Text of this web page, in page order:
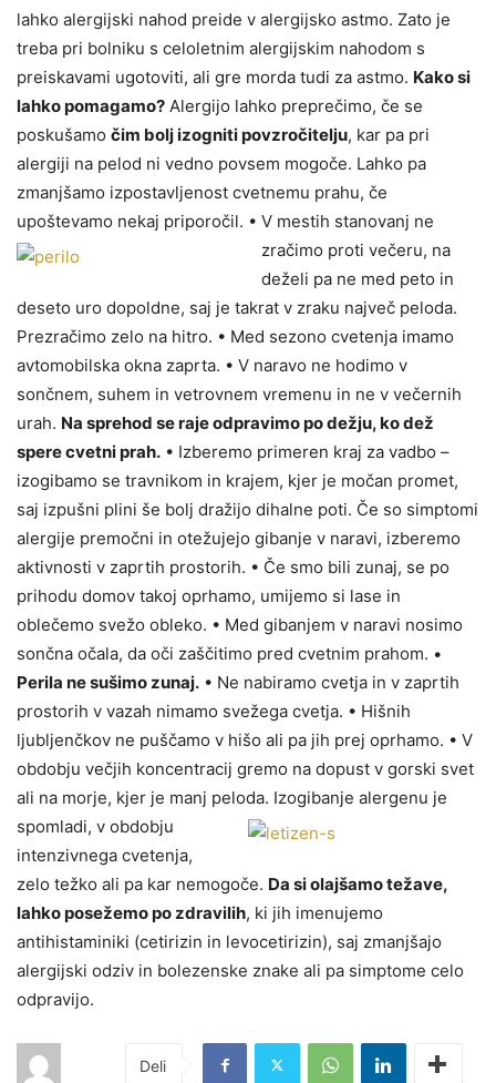
lahko alergijski nahod preide v alergijsko astmo. Zato je
treba pri bolniku s celoletnim alergijskim nahodom s
preiskavami ugotoviti, ali gre morda tudi za astmo. Kako si
lahko pomagamo? Alergijo lahko preprečimo, če se
poskušamo čim bolj izogniti povzročitelju, kar pa pri
alergiji na pelod ni vedno povsem mogoče. Lahko pa
zmanjšamo izpostavljenost cvetnemu prahu, če
upoštevamo nekaj priporočil. • V mestih stanovanj ne
zračimo proti večeru, na
deželi pa ne med peto in
deseto uro dopoldne, saj je takrat v zraku največ peloda.
Prezračimo zelo na hitro. • Med sezono cvetenja imamo
avtomobilska okna zaprta. • V naravo ne hodimo v
sončnem, suhem in vetrovnem vremenu in ne v večernih
urah. Na sprehod se raje odpravimo po dežju, ko dež
spere cvetni prah. • Izberemo primeren kraj za vadbo –
izogibamo se travnikom in krajem, kjer je močan promet,
saj izpušni plini še bolj dražijo dihalne poti. Če so simptomi
alergije premočni in otežujejo gibanje v naravi, izberemo
aktivnosti v zaprtih prostorih. • Če smo bili zunaj, se po
prihodu domov takoj oprhamo, umijemo si lase in
oblečemo svežo obleko. • Med gibanjem v naravi nosimo
sončna očala, da oči zaščitimo pred cvetnim prahom. •
Perila ne sušimo zunaj. • Ne nabiramo cvetja in v zaprtih
prostorih v vazah nimamo svežega cvetja. • Hišnih
ljubljenčkov ne puščamo v hišo ali pa jih prej oprhamo. • V
obdobju večjih koncentracij gremo na dopust v gorski svet
ali na morje, kjer je manj peloda. Izogibanje alergenu je
spomladi, v obdobju
intenzivnega cvetenja,
zelo težko ali pa kar nemogoče. Da si olajšamo težave,
lahko posežemo po zdravilih, ki jih imenujemo
antihistaminiki (cetirizin in levocetirizin), saj zmanjšajo
alergijski odziv in bolezenske znake ali pa simptome celo
odpravijo.